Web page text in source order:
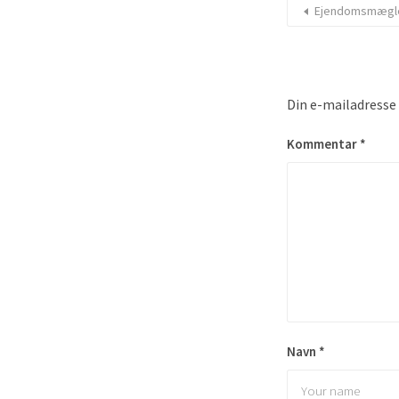
Din e-
Kommentar *
Navn *